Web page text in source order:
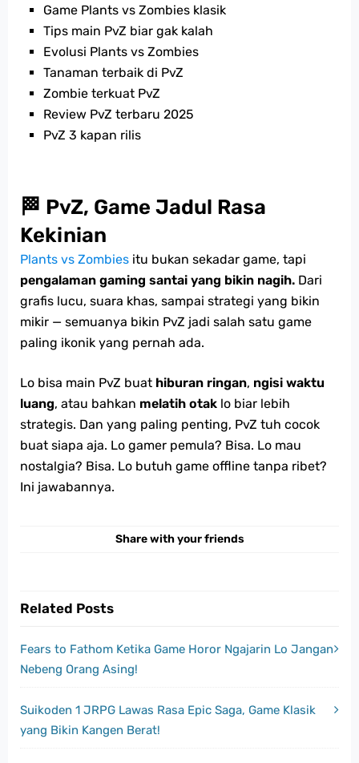
Game Plants vs Zombies klasik
Tips main PvZ biar gak kalah
Evolusi Plants vs Zombies
Tanaman terbaik di PvZ
Zombie terkuat PvZ
Review PvZ terbaru 2025
PvZ 3 kapan rilis
🏁 PvZ, Game Jadul Rasa
Kekinian
Plants vs Zombies itu bukan sekadar game, tapi
pengalaman gaming santai yang bikin nagih. Dari
grafis lucu, suara khas, sampai strategi yang bikin
mikir — semuanya bikin PvZ jadi salah satu game
paling ikonik yang pernah ada.
Lo bisa main PvZ buat hiburan ringan, ngisi waktu
luang, atau bahkan melatih otak lo biar lebih
strategis. Dan yang paling penting, PvZ tuh cocok
buat siapa aja. Lo gamer pemula? Bisa. Lo mau
nostalgia? Bisa. Lo butuh game offline tanpa ribet?
Ini jawabannya.
Share with your friends
Related Posts
Fears to Fathom Ketika Game Horor Ngajarin Lo Jangan
Nebeng Orang Asing!
Suikoden 1 JRPG Lawas Rasa Epic Saga, Game Klasik
yang Bikin Kangen Berat!